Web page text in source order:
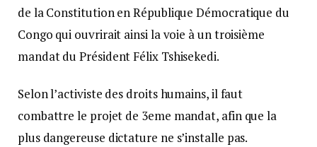
de la Constitution en République Démocratique du
Congo qui ouvrirait ainsi la voie à un troisième
mandat du Président Félix Tshisekedi.
Selon l’activiste des droits humains, il faut
combattre le projet de 3eme mandat, afin que la
plus dangereuse dictature ne s’installe pas.